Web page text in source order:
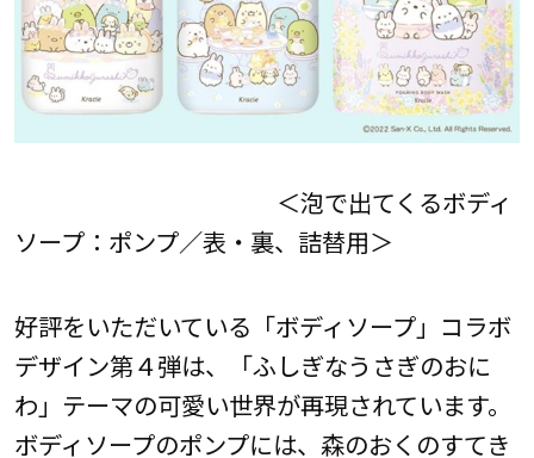
＜泡で出てくるボディ
ソープ：ポンプ／表・裏、詰替用＞
好評をいただいている「ボディソープ」コラボ
デザイン第４弾は、「ふしぎなうさぎのおに
わ」テーマの可愛い世界が再現されています。
ボディソープのポンプには、森のおくのすてき